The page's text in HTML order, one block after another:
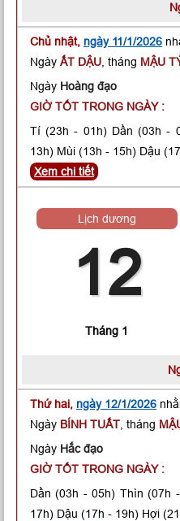
Chủ nhật, ngày 11/1/2026
Ngày ẤT DẬU , tháng MẬU
Ngày Hoàng đạo
GIỜ TỐT TRONG NGÀY :
Tí (23h - 01h) Dần (03h -
13h) Mùi (13h - 15h) Dậu
Xem chi tiết
Lịch dương
12
Tháng 1
Thứ hai, ngày 12/1/2026
Ngày BÍNH TUẤT , tháng
Ngày Hắc đạo
GIỜ TỐT TRONG NGÀY :
Dần (03h - 05h) Thìn (07h
17h) Dậu (17h - 19h) Hợi